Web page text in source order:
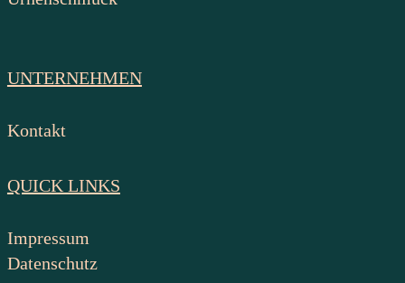
UNTERNEHMEN
Kontakt
QUICK LINKS
Impressum
Datenschutz